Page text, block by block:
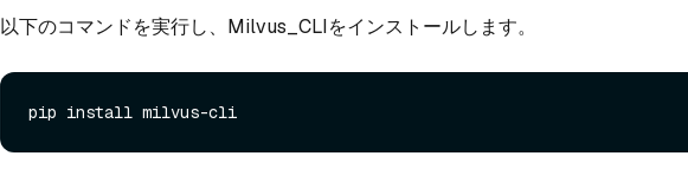
以下のコマンドを実行し、Milvus_CLIをインストールします。